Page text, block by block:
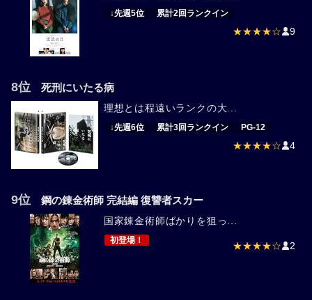
↓先週5位 累計2回ランクイン
★★★★☆ 9
8位 死刑にいたる病
理想とは程遠いランクの大...
↓先週6位 累計3回ランクイン PG-12
★★★★☆ 4
9位 鋼の錬金術師 完結編 復讐者スカー
国家錬金術師ばかりを狙っ...
初登場！ ★★★★☆ 2